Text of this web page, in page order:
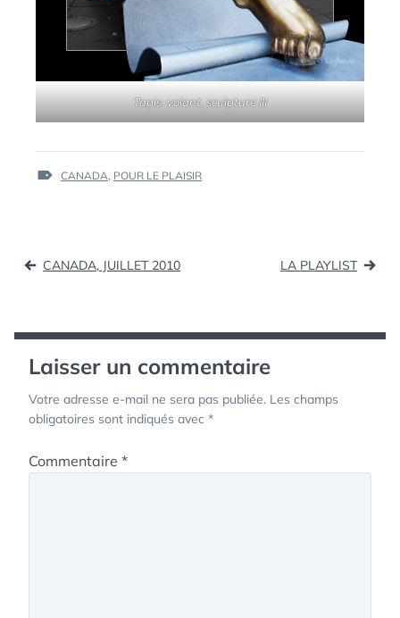
Tapis-volant, sculpture III
ÉTIQUETTES :
CANADA, POUR LE PLAISIR
Navigation
CANADA, JUILLET 2010 LA PLAYLIST
Laisser un commentaire
Votre adresse e-mail ne sera pas publiée. Les champs
obligatoires sont indiqués avec *
Commentaire *